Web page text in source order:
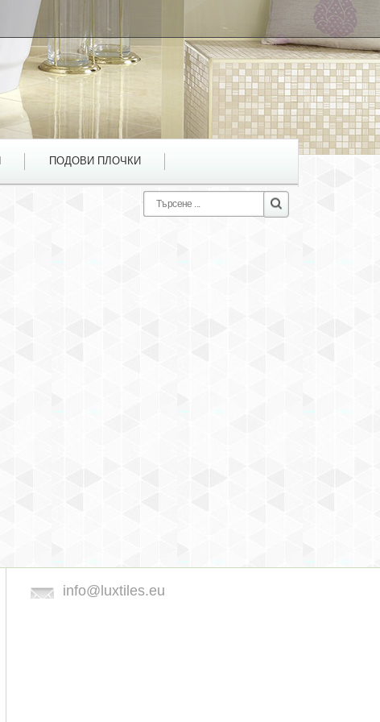
ПОДОВИ ПЛОЧКИ
info@luxtiles.eu